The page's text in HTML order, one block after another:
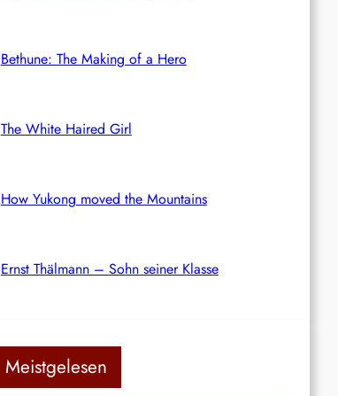
Bethune: The Making of a Hero
The White Haired Girl
How Yukong moved the Mountains
Ernst Thälmann – Sohn seiner Klasse
Meistgelesen